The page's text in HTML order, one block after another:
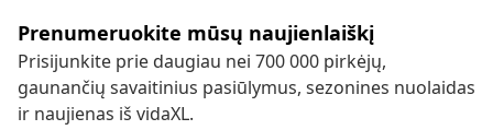
Prenumeruokite mūsų naujienlaiškį
Prisijunkite prie daugiau nei 700 000 pirkėjų,
gaunančių savaitinius pasiūlymus, sezonines nuolaidas
ir naujienas iš vidaXL.